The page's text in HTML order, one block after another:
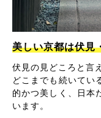
美しい京都は伏見
伏見の見どころと言
どこまでも続いてい
的かつ美しく、日本
います。